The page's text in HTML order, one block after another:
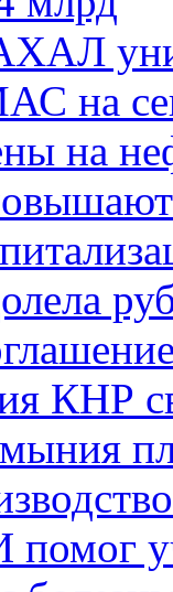
на
на
КНР
помог